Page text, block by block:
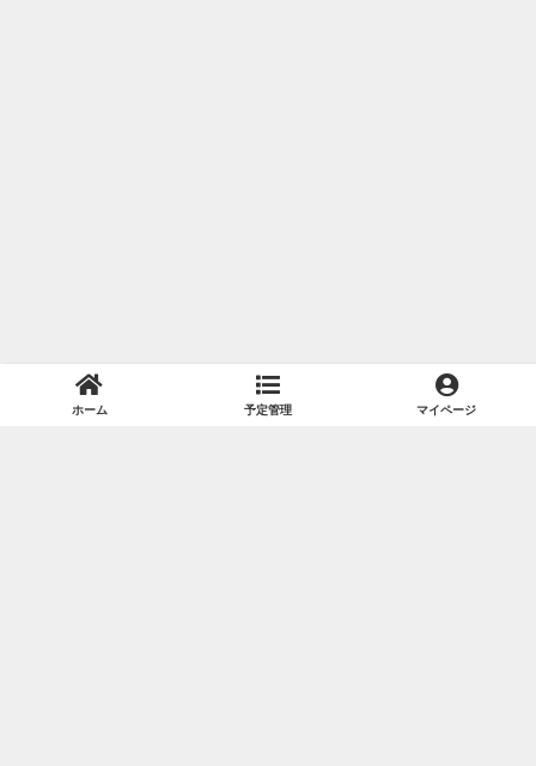
ホーム 予定管理 マイページ